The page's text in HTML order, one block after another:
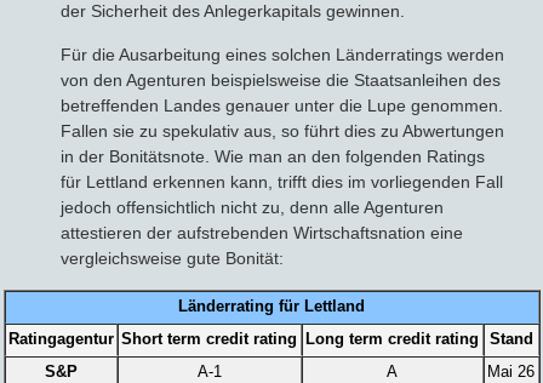
der Sicherheit des Anlegerkapitals gewinnen.
Für die Ausarbeitung eines solchen Länderratings werden
von den Agenturen beispielsweise die Staatsanleihen des
betreffenden Landes genauer unter die Lupe genommen.
Fallen sie zu spekulativ aus, so führt dies zu Abwertungen
in der Bonitätsnote. Wie man an den folgenden Ratings
für Lettland erkennen kann, trifft dies im vorliegenden Fall
jedoch offensichtlich nicht zu, denn alle Agenturen
attestieren der aufstrebenden Wirtschaftsnation eine
vergleichsweise gute Bonität:
Länderrating für Lettland
Ratingagentur Short term credit rating Long term credit rating
Stand
S&P
A-1 A
Mai 26